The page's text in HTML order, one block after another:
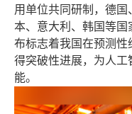
用单位共同研制，德国
本、意大利、韩国等国
布标志着我国在预测性
得突破性进展，为人
能。